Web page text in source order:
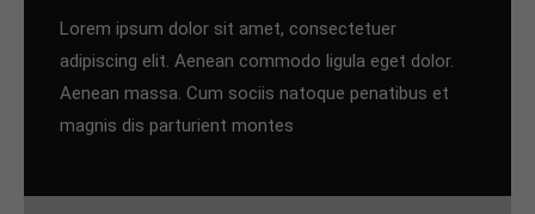
Lorem ipsum dolor sit amet, consectetuer
adipiscing elit. Aenean commodo ligula eget dolor.
Aenean massa. Cum sociis natoque penatibus et
magnis dis parturient montes